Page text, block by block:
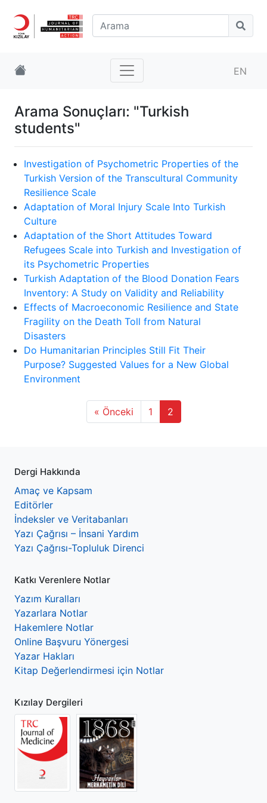
EN
Arama Sonuçları: "Turkish
students"
Investigation of Psychometric Properties of the
Turkish Version of the Transcultural Community
Resilience Scale
Adaptation of Moral Injury Scale Into Turkish
Culture
Adaptation of the Short Attitudes Toward
Refugees Scale into Turkish and Investigation of
its Psychometric Properties
Turkish Adaptation of the Blood Donation Fears
Inventory: A Study on Validity and Reliability
Effects of Macroeconomic Resilience and State
Fragility on the Death Toll from Natural
Disasters
Do Humanitarian Principles Still Fit Their
Purpose? Suggested Values for a New Global
Environment
« Önceki 1 2
Dergi Hakkında
Amaç ve Kapsam
Editörler
İndeksler ve Veritabanları
Yazı Çağrısı – İnsani Yardım
Yazı Çağrısı-Topluluk Direnci
Katkı Verenlere Notlar
Yazım Kuralları
Yazarlara Notlar
Hakemlere Notlar
Online Başvuru Yönergesi
Yazar Hakları
Kitap Değerlendirmesi için Notlar
Kızılay Dergileri